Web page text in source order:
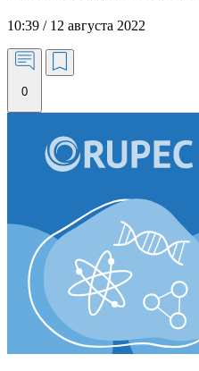
10:39 / 12 августа 2022
0